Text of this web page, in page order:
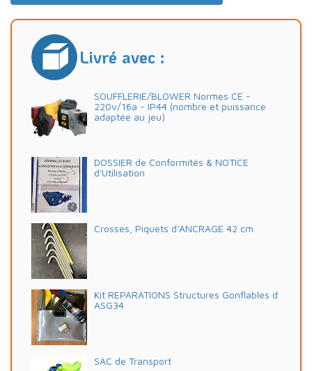
Livré avec :
SOUFFLERIE/BLOWER Normes CE -
220v/16a - IP44 (nombre et puissance
adaptée au jeu)
DOSSIER de Conformités & NOTICE
d'Utilisation
Crosses, Piquets d'ANCRAGE 42 cm
Kit REPARATIONS Structures Gonflables d
ASG34
SAC de Transport